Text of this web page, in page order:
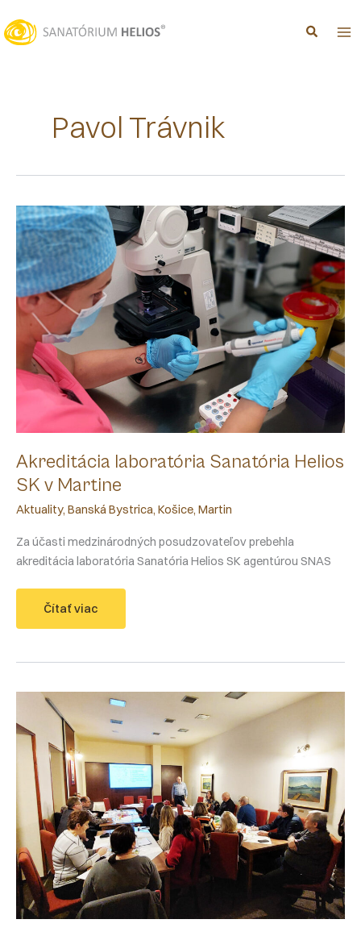
na
obsah
Pavol Trávnik
Akreditácia laboratória Sanatória Helios
SK v Martine
Aktuality, Banská Bystrica, Košice, Martin
Za účasti medzinárodných posudzovateľov prebehla
akreditácia laboratória Sanatória Helios SK agentúrou SNAS
Akreditácia
Sanatória
v
Čítať viac